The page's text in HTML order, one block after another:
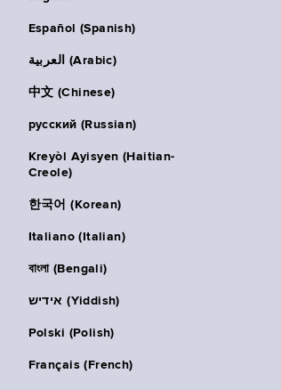
Español (Spanish)
العربية (Arabic)
中文 (Chinese)
русский (Russian)
Kreyòl Ayisyen (Haitian-
Creole)
한국어 (Korean)
Italiano (Italian)
বাংলা (Bengali)
אידיש (Yiddish)
Polski (Polish)
Français (French)